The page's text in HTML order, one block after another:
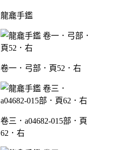
龍龕手鑑
卷一．弓部．頁52．右
卷三．a04682-015部．頁
62．右